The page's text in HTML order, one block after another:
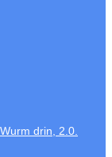
drin, 2.0.